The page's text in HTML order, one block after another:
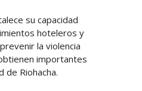
su capacidad
hoteleros y
la violencia
importantes
de Riohacha.